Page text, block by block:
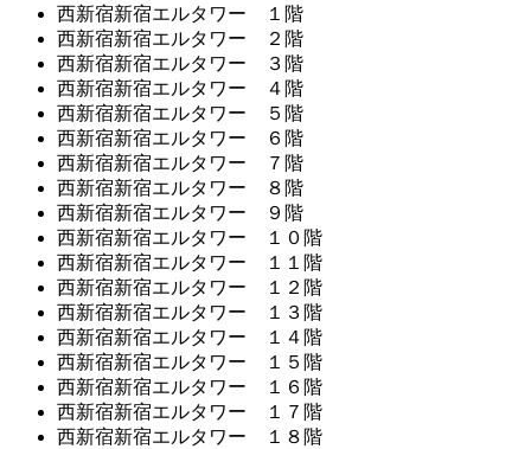
西新宿新宿エルタワー １階
西新宿新宿エルタワー ２階
西新宿新宿エルタワー ３階
西新宿新宿エルタワー ４階
西新宿新宿エルタワー ５階
西新宿新宿エルタワー ６階
西新宿新宿エルタワー ７階
西新宿新宿エルタワー ８階
西新宿新宿エルタワー ９階
西新宿新宿エルタワー １０階
西新宿新宿エルタワー １１階
西新宿新宿エルタワー １２階
西新宿新宿エルタワー １３階
西新宿新宿エルタワー １４階
西新宿新宿エルタワー １５階
西新宿新宿エルタワー １６階
西新宿新宿エルタワー １７階
西新宿新宿エルタワー １８階